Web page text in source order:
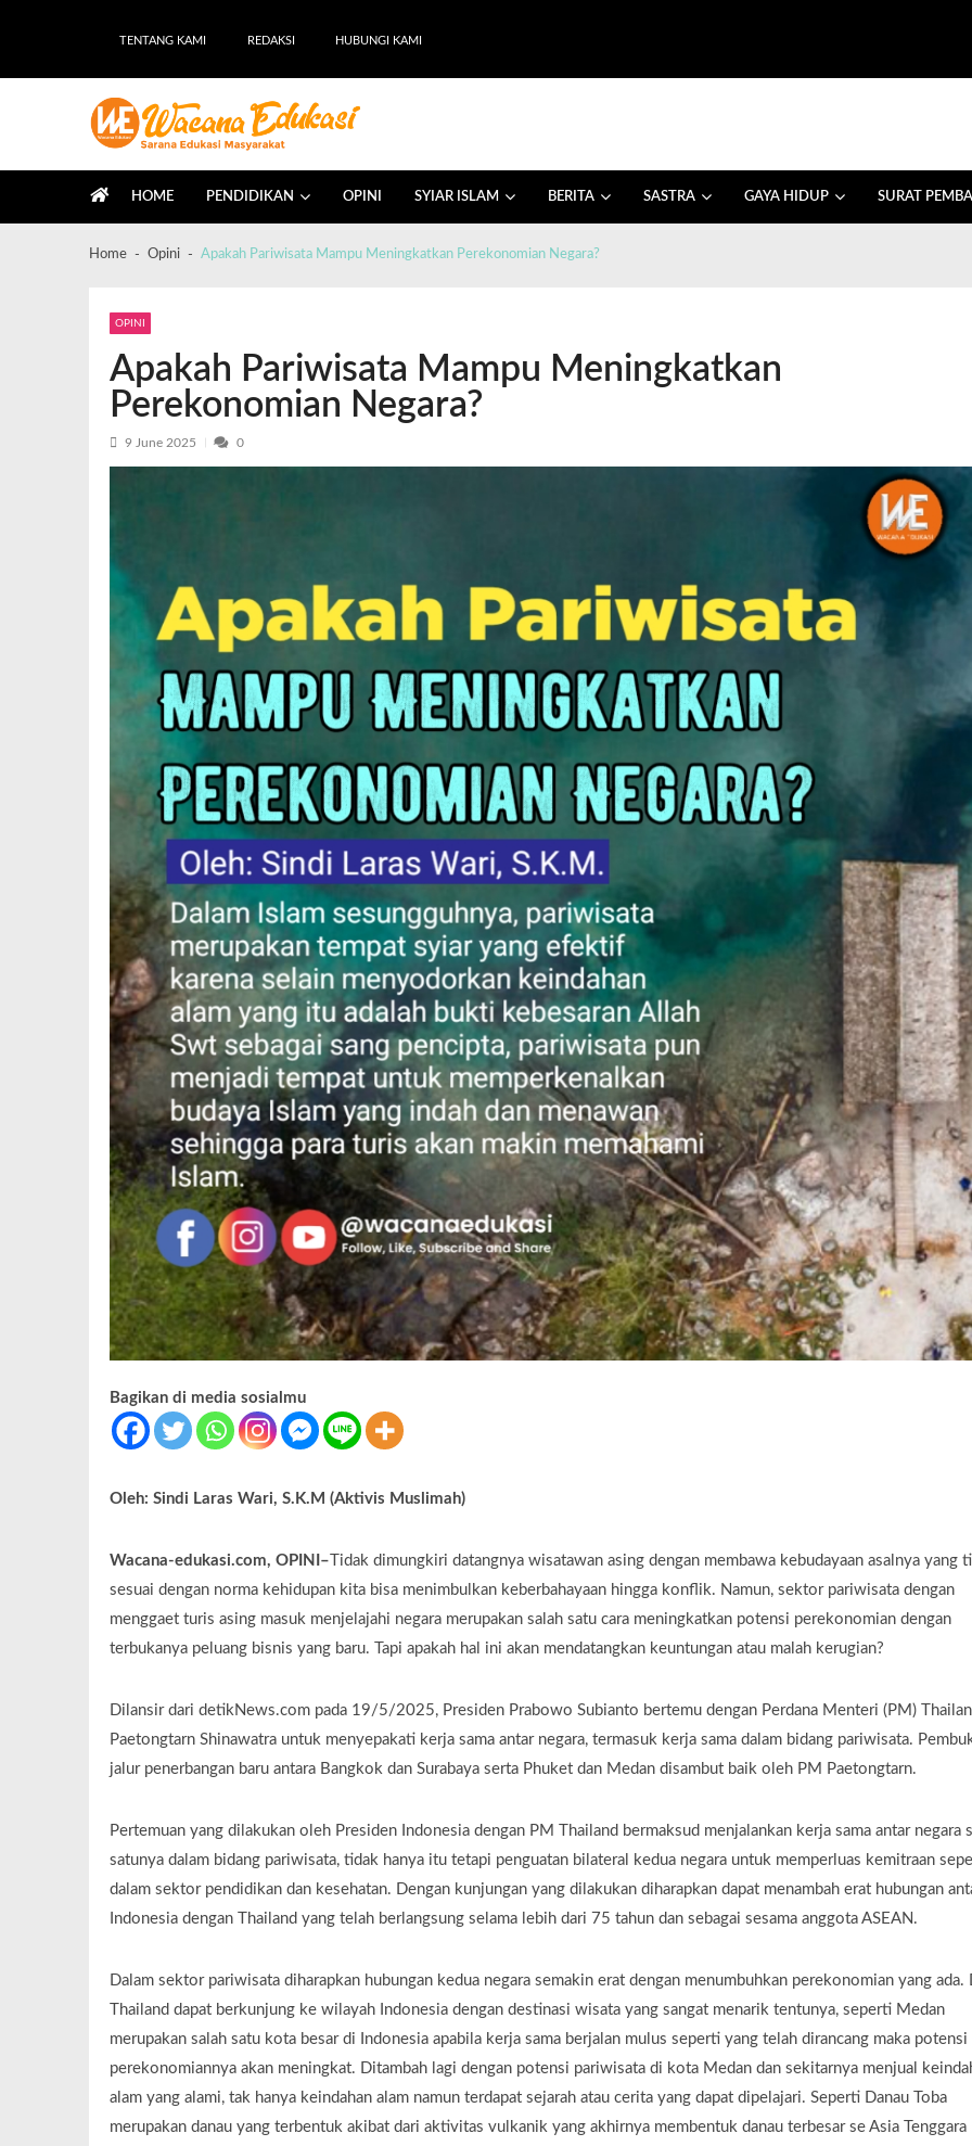
TENTANG KAMI REDAKSI HUBUNGI KAMI
HOME PENDIDIKAN OPINI SYIAR ISLAM BERITA SASTRA GAYA HIDUP SURAT
Home Opini Apakah Pariwisata Mampu Meningkatkan Perekonomian Negara?
OPINI
Apakah Pariwisata Mampu Meningkatkan
Perekonomian Negara?
9 June 2025 0
Bagikan di media sosialmu
Oleh: Sindi Laras Wari, S.K.M (Aktivis Muslimah)
Wacana-edukasi.com, OPINI– Tidak dimungkiri datangnya wisatawan asing dengan membawa kebudayaan asalnya yang
sesuai dengan norma kehidupan kita bisa menimbulkan keberbahayaan hingga konflik. Namun, sektor pariwisata dengan
menggaet turis asing masuk menjelajahi negara merupakan salah satu cara meningkatkan potensi perekonomian dengan
terbukanya peluang bisnis yang baru. Tapi apakah hal ini akan mendatangkan keuntungan atau malah kerugian?
Dilansir dari detikNews.com pada 19/5/2025, Presiden Prabowo Subianto bertemu dengan Perdana Menteri (PM)
Paetongtarn Shinawatra untuk menyepakati kerja sama antar negara, termasuk kerja sama dalam bidang pariwisata.
jalur penerbangan baru antara Bangkok dan Surabaya serta Phuket dan Medan disambut baik oleh PM Paetongtarn.
Pertemuan yang dilakukan oleh Presiden Indonesia dengan PM Thailand bermaksud menjalankan kerja sama antar negara
satunya dalam bidang pariwisata, tidak hanya itu tetapi penguatan bilateral kedua negara untuk memperluas kemitraan
dalam sektor pendidikan dan kesehatan. Dengan kunjungan yang dilakukan diharapkan dapat menambah erat hubungan
Indonesia dengan Thailand yang telah berlangsung selama lebih dari 75 tahun dan sebagai sesama anggota ASEAN.
Dalam sektor pariwisata diharapkan hubungan kedua negara semakin erat dengan menumbuhkan perekonomian yang ada.
Thailand dapat berkunjung ke wilayah Indonesia dengan destinasi wisata yang sangat menarik tentunya, seperti Medan
merupakan salah satu kota besar di Indonesia apabila kerja sama berjalan mulus seperti yang telah dirancang maka potensi
perekonomiannya akan meningkat. Ditambah lagi dengan potensi pariwisata di kota Medan dan sekitarnya menjual
alam yang alami, tak hanya keindahan alam namun terdapat sejarah atau cerita yang dapat dipelajari. Seperti Danau Toba
merupakan danau yang terbentuk akibat dari aktivitas vulkanik yang akhirnya membentuk danau terbesar se Asia Tenggara